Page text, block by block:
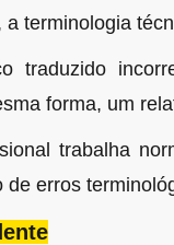
terminologia
traduzido
forma, um
trabalha
de erros